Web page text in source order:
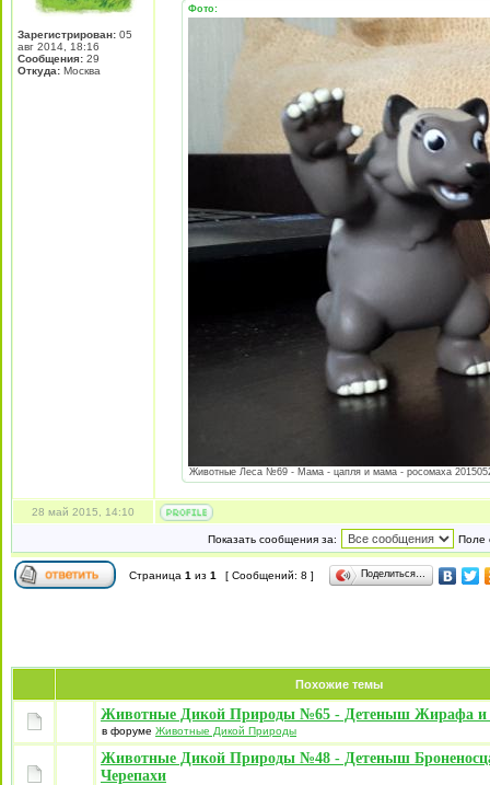
Зарегистрирован: 05
авг 2014, 18:16
Сообщения: 29
Откуда: Москва
Фото:
Животные Леса №69 - Мама - цапля и мама - росомаха
28 май 2015, 14:10
Показать сообщения за: Поле
Страница 1 из 1 [ Сообщений: 8 ] Поделиться…
Похожие темы
Животные Дикой Природы №65 - Детеныш Жирафа и
в форуме Животные Дикой Природы
Животные Дикой Природы №48 - Детеныш
Черепахи